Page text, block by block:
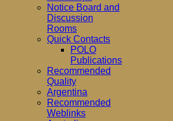
Notice Board and
Discussion
Rooms
Quick Contacts
POLO
Publications
Recommended
Quality
Argentina
Recommended
Weblinks